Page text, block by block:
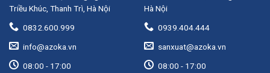
Triều Khúc, Thanh Trì, Hà Nội
0832.600.999
info@azoka.vn
08:00 - 17:00
Hà Nội
0939.404.444
sanxuat@azoka.vn
08:00 - 17:00